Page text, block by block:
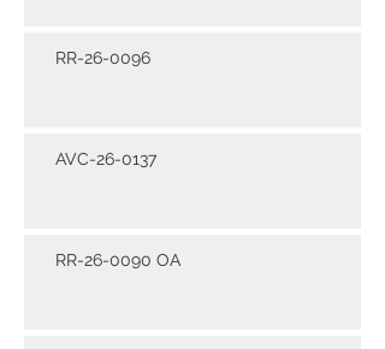
RR-26-0096
AVC-26-0137
RR-26-0090 OA